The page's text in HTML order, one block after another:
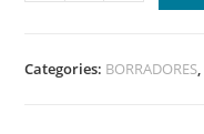
Categories: BORRADORES,